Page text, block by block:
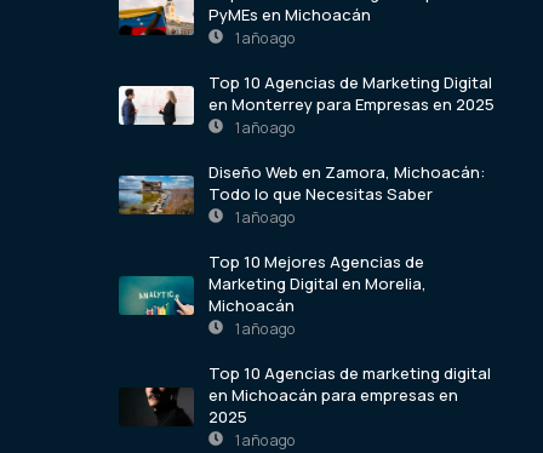
PyMEs en Michoacán
1 año ago
Top 10 Agencias de Marketing Digital
en Monterrey para Empresas en 2025
1 año ago
Diseño Web en Zamora, Michoacán:
Todo lo que Necesitas Saber
1 año ago
Top 10 Mejores Agencias de
Marketing Digital en Morelia,
Michoacán
1 año ago
Top 10 Agencias de marketing digital
en Michoacán para empresas en
2025
1 año ago